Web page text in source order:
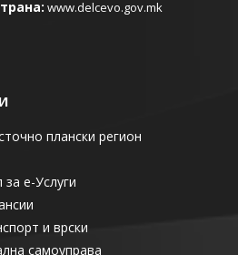
www.delcevo.gov.mk
плански регион
е-Услуги
и врски
самоуправа